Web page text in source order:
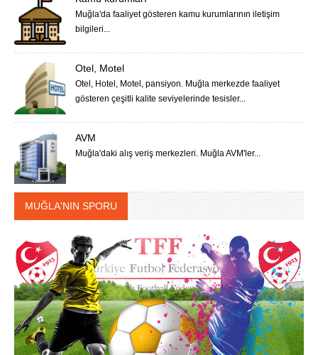
Muğla'da faaliyet gösteren kamu kurumlarının iletişim
bilgileri...
Otel, Motel
Otel, Hotel, Motel, pansiyon. Muğla merkezde faaliyet
gösteren çeşitli kalite seviyelerinde tesisler...
AVM
Muğla'daki alış veriş merkezleri. Muğla AVM'ler...
MUĞLA'NIN SPORU